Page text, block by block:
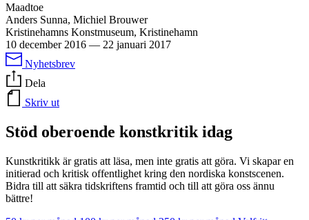
Maadtoe
Anders Sunna, Michiel Brouwer
Kristinehamns Konstmuseum, Kristinehamn
10 december 2016 — 22 januari 2017
Nyhetsbrev
Dela
Skriv ut
Stöd oberoende konstkritik idag
Kunstkritikk är gratis att läsa, men inte gratis att göra. Vi skapar en
initierad och kritisk offentlighet kring den nordiska konstscenen.
Bidra till att säkra tidskriftens framtid och till att göra oss ännu
bättre!